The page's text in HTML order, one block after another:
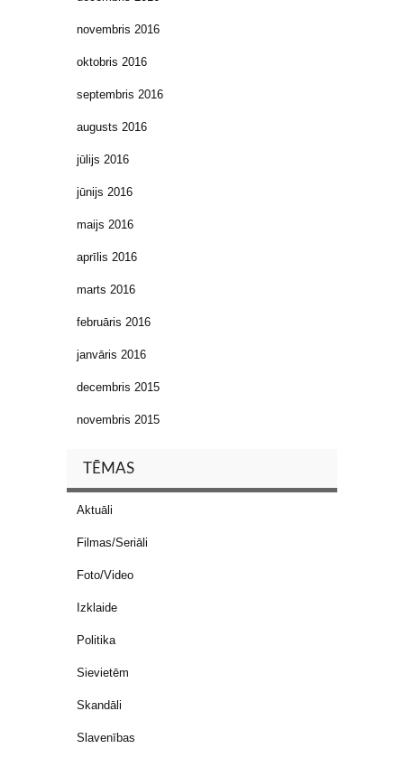
novembris 2016
oktobris 2016
septembris 2016
augusts 2016
jūlijs 2016
jūnijs 2016
maijs 2016
aprīlis 2016
marts 2016
februāris 2016
janvāris 2016
decembris 2015
novembris 2015
TĒMAS
Aktuāli
Filmas/Seriāli
Foto/Video
Izklaide
Politika
Sievietēm
Skandāli
Slavenības